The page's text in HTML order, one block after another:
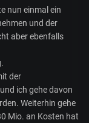
nun einmal ein
und der
aber ebenfalls
der
ich gehe davon
Weiterhin gehe
Mio. an Kosten hat